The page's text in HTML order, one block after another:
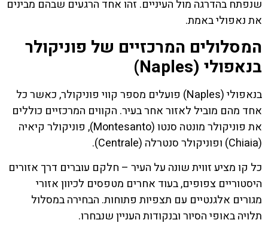
שנפתח בהדרגה מול העיניים. זהו אחד הרגעים שבהם מבינים
את נאפולי באמת.
המסלולים המרכזיים של פוניקולר
בנאפולי (Naples)
בנאפולי (Naples) פועלים מספר קווי פוניקולר, כאשר כל
אחד מהם מוביל לאזור אחר בעיר. הקווים המרכזיים כוללים
את פוניקולר מונטה סנטו (Montesanto), פוניקולר קיאיה
(Chiaia) ופוניקולר סנטרלה (Centrale).
כל קו מציע זווית שונה על העיר – חלקם עוברים דרך אזורים
היסטוריים צפופים, בעוד אחרים מטפסים לכיוון אזורי
מגורים אלגנטיים עם תצפיות פתוחות. הבחירה במסלול
תלויה באופי הסיור ובנקודות העניין שנבחרו.